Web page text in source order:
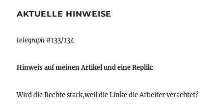
AKTUELLE HINWEISE
telegraph #133/134
Hinweis auf meinen Artikel und eine Replik:
Wird die Rechte stark,weil die Linke die Arbeiter verachtet?